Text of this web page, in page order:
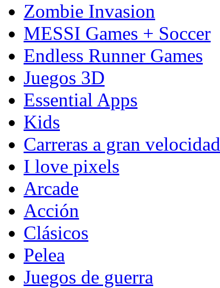
Zombie Invasion
MESSI Games + Soccer
Endless Runner Games
Juegos 3D
Essential Apps
Kids
Carreras a gran velocidad
I love pixels
Arcade
Acción
Clásicos
Pelea
Juegos de guerra